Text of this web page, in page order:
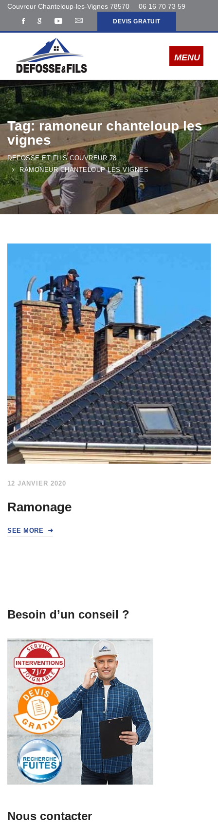
Couvreur Chanteloup-les-Vignes 78570 06 16 70 73 59
DEVIS GRATUIT
Tag: ramoneur chanteloup les
vignes
DEFOSSE ET FILS COUVREUR 78
RAMONEUR CHANTELOUP LES VIGNES
12 JANVIER 2020
Ramonage
SEE MORE
Besoin d’un conseil ?
Nous contacter